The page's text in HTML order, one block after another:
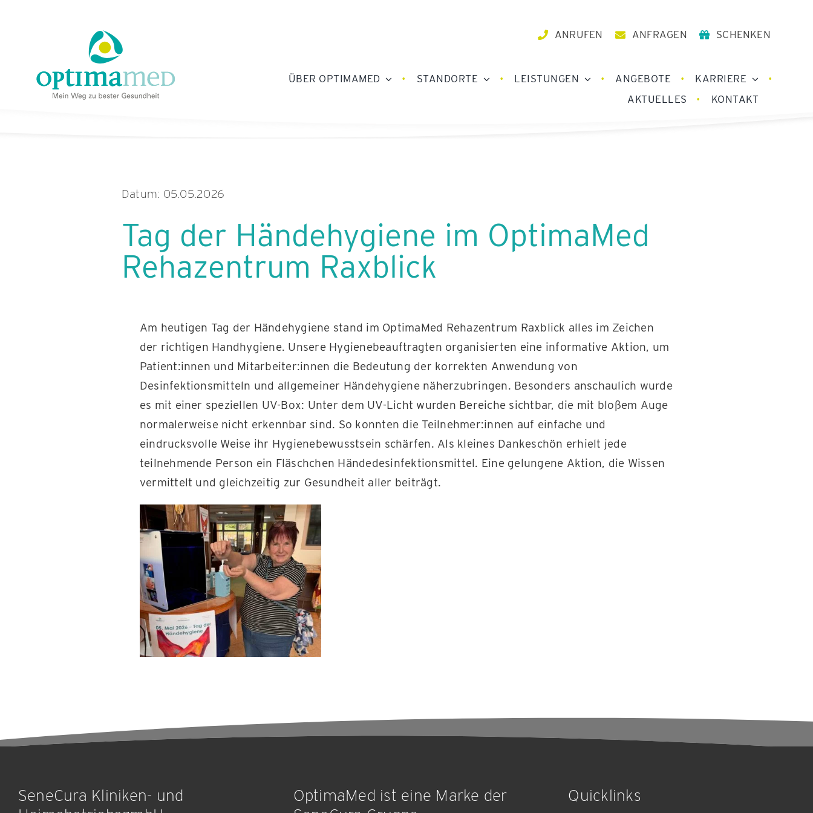
ANRUFEN ANFRAGEN SCHENKEN
ÜBER OPTIMAMED STANDORTE LEISTUNGEN ANGEBOTE
KARRIERE
AKTUELLES
KONTAKT
Datum: 05.05.2026
Tag der Händehygiene im OptimaMed
Rehazentrum Raxblick
Am heutigen Tag der Händehygiene stand im OptimaMed Rehazentrum Raxblick alles im Zeichen
der richtigen Handhygiene. Unsere Hygienebeauftragten organisierten eine informative Aktion, um
Patient:innen und Mitarbeiter:innen die Bedeutung der korrekten Anwendung von
Desinfektionsmitteln und allgemeiner Händehygiene näherzubringen. Besonders anschaulich wurde
es mit einer speziellen UV-Box: Unter dem UV-Licht wurden Bereiche sichtbar, die mit bloßem Auge
normalerweise nicht erkennbar sind. So konnten die Teilnehmer:innen auf einfache und
eindrucksvolle Weise ihr Hygienebewusstsein schärfen. Als kleines Dankeschön erhielt jede
teilnehmende Person ein Fläschchen Händedesinfektionsmittel. Eine gelungene Aktion, die Wissen
vermittelt und gleichzeitig zur Gesundheit aller beiträgt.
SeneCura Kliniken- und
OptimaMed ist eine Marke der
Quicklinks